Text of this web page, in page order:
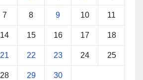
7 8 9 10 11
14 15 16 17 18
21 22 23 24 25
28 29 30